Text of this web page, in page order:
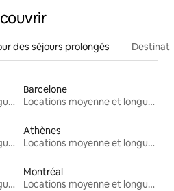
des séjours prolongés
Locations moyenne et longue durée
Barcelone
Locations moyenne et longue durée
Locations moyenne et longue durée
Athènes
Locations moyenne et longue durée
Locations moyenne et longue durée
Montréal
Locations moyenne et longue durée